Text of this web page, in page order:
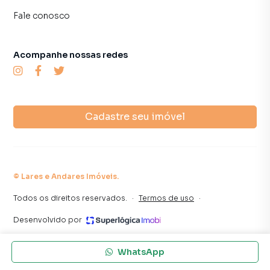
aumenta muito o número de contatos interessados e
time de programadores, corretores treinados e uma
central de atendimento preparada para atender
WhatsApp
Fale conosco
Cadastre seu imóvel
Acompanhe nossas redes
© Lares e Andares Imóveis.
Todos os direitos reservados. · Termos de uso ·
Desenvolvido por